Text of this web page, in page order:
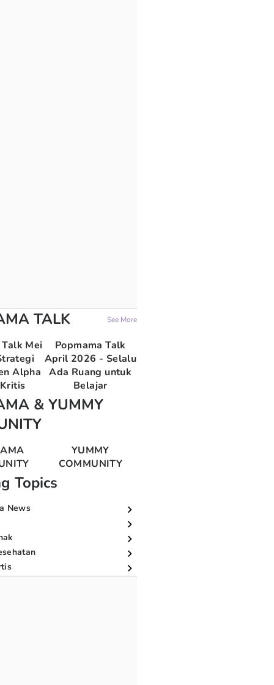
TALK See More
Mei
Alpha
Popmama Talk
April 2026 - Selalu
Ada Ruang untuk
Belajar
& YUMMY
YUMMY
COMMUNITY
Topics
News